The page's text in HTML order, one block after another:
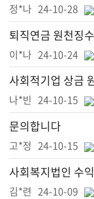
정*나 24-10-28
퇴직연금 원천징
이*나 24-10-24
사회적기업 상금
나*빈 24-10-15
문의합니다
고*정 24-10-15
김*련 24-10-09